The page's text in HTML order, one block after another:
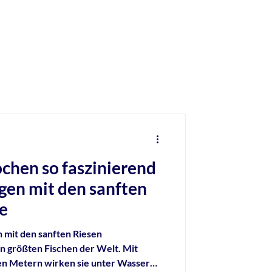
so faszinierend
mit den sanften
mit den sanften Riesen
größten Fischen der Welt. Mit
Metern wirken sie unter Wasser